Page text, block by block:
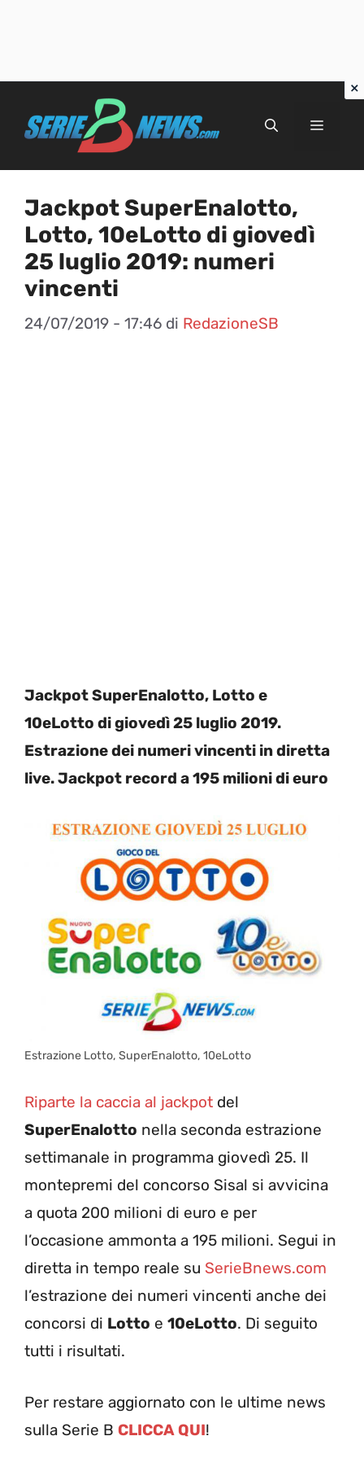
Menu
Jackpot SuperEnalotto,
Lotto, 10eLotto di giovedì
25 luglio 2019: numeri
vincenti
24/07/2019 - 17:46 di RedazioneSB
Jackpot SuperEnalotto, Lotto e
10eLotto di giovedì 25 luglio 2019.
Estrazione dei numeri vincenti in diretta
live. Jackpot record a 195 milioni di euro
Estrazione Lotto, SuperEnalotto, 10eLotto
Riparte la caccia al jackpot del
SuperEnalotto nella seconda estrazione
settimanale in programma giovedì 25. Il
montepremi del concorso Sisal si avvicina
a quota 200 milioni di euro e per
l’occasione ammonta a 195 milioni. Segui in
diretta in tempo reale su SerieBnews.com
l’estrazione dei numeri vincenti anche dei
concorsi di Lotto e 10eLotto. Di seguito
tutti i risultati.
Per restare aggiornato con le ultime news
sulla Serie B CLICCA QUI!